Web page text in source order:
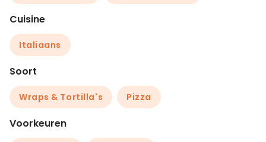
Cuisine
Italiaans
Soort
Wraps & Tortilla's Pizza
Voorkeuren